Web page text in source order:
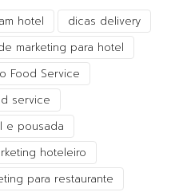
hotel
dicas delivery
marketing para hotel
Food Service
service
e pousada
hoteleiro
para restaurante